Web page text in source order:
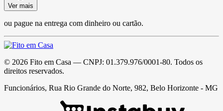
Ver mais
ou pague na entrega com dinheiro ou cartão.
© 2026 Fito em Casa — CNPJ: 01.379.976/0001-80. Todos os
direitos reservados.
Funcionários, Rua Rio Grande do Norte, 982, Belo Horizonte - MG